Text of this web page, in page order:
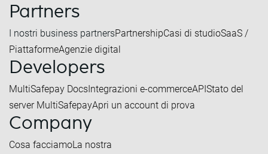
Partners
I nostri business partnersPartnershipCasi di studioSaaS /
PiattaformeAgenzie digital
Developers
MultiSafepay DocsIntegrazioni e-commerceAPIStato del
server MultiSafepayApri un account di prova
Company
Cosa facciamoLa nostra